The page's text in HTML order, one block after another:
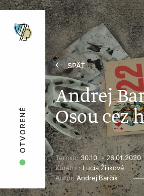
SPÄŤ
Andrej
Osou cez
Termín:30.10. - 26.01.2020
Kurátor:Lucia Žilíková
Autor:Andrej Barčík
OTVORENÉ